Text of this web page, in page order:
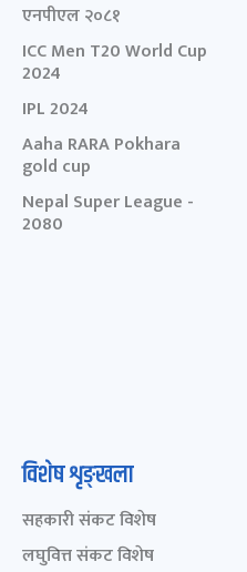
एनपीएल २०८१
ICC Men T20 World Cup
2024
IPL 2024
Aaha RARA Pokhara
gold cup
Nepal Super League -
2080
विशेष शृङ्खला
सहकारी संकट विशेष
लघुवित्त संकट विशेष